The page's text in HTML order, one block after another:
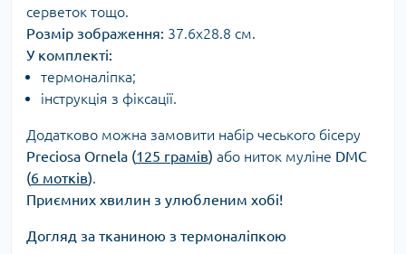
серветок тощо.
Розмір зображення: 37.6х28.8 см.
У комплекті:
термоналіпка;
інструкція з фіксації.
Додатково можна замовити набір чеського бісеру
Preciosa Ornela (125 грамів) або ниток муліне DMC
(6 мотків).
Приємних хвилин з улюбленим хобі!
Догляд за тканиною з термоналіпкою